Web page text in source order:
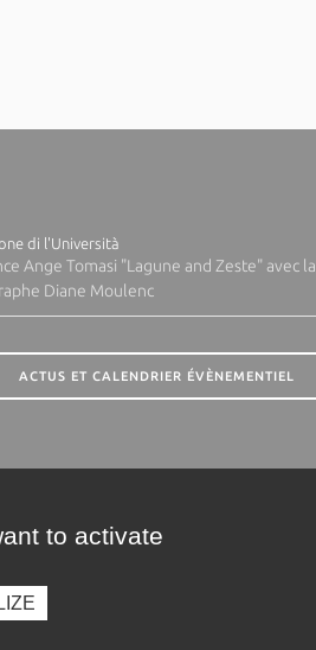
di l'Università
Ange Tomasi "Lagune and Zeste" avec la
Diane Moulenc
ACTUS ET CALENDRIER ÉVÈNEMENTIEL
to activate